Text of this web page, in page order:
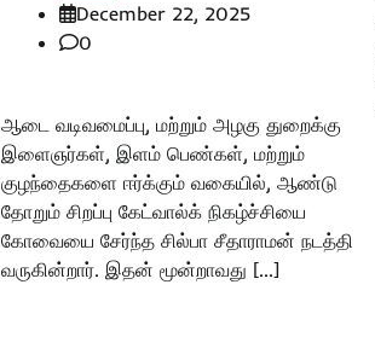
December 22, 2025
0
ஆடை வடிவமைப்பு, மற்றும் அழகு துறைக்கு
இளைஞர்கள், இளம் பெண்கள், மற்றும்
குழந்தைகளை ஈர்க்கும் வகையில், ஆண்டு
தோறும் சிறப்பு கேட்வால்க் நிகழ்ச்சியை
கோவையை சேர்ந்த சில்பா சீதாராமன் நடத்தி
வருகின்றார். இதன் மூன்றாவது […]